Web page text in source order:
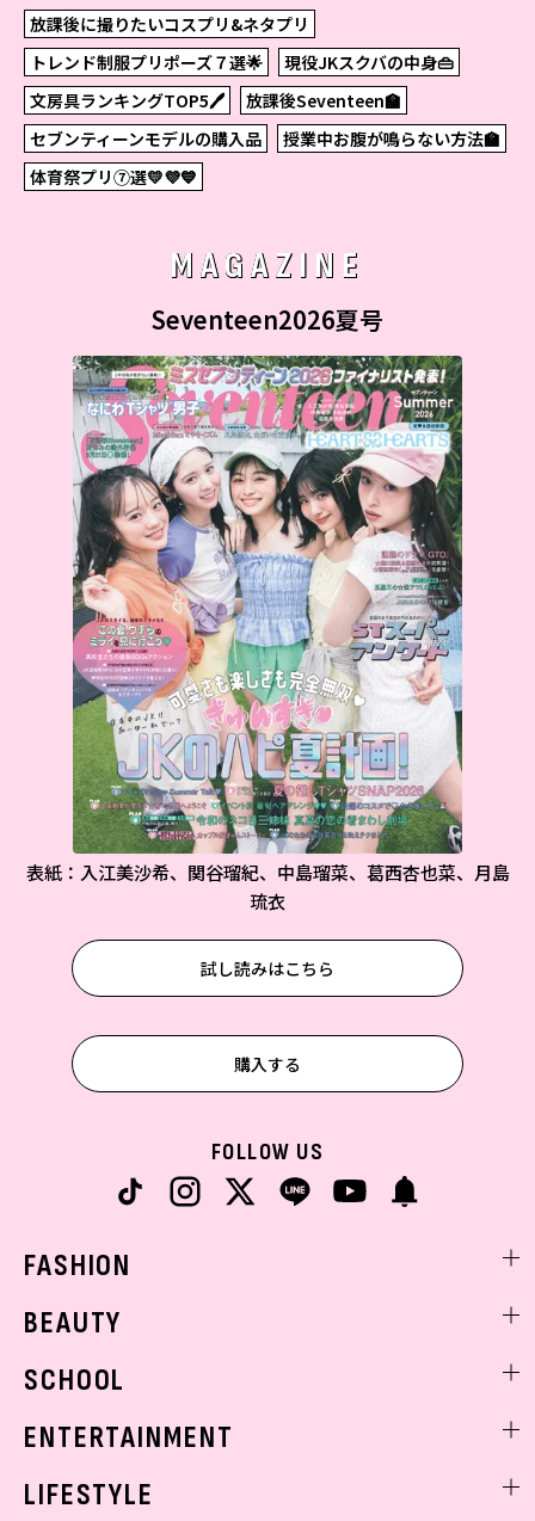
放課後に撮りたいコスプリ&ネタプリ
トレンド制服プリポーズ７選🌟
現役JKスクバの中身👜
文房具ランキングTOP5🖊
放課後Seventeen🏫
セブンティーンモデルの購入品
授業中お腹が鳴らない方法🏫
体育祭プリ⑦選💛💜💙
MAGAZINE
Seventeen2026夏号
表紙：入江美沙希、関谷瑠紀、中島瑠菜、葛西杏也菜、月島
琉衣
試し読みはこちら
購入する
FOLLOW US
FASHION
着回し
BEAUTY
ベストコスメ
SCHOOL
学校ヘアメイク
ENTERTAINMENT
LIFESTYLE